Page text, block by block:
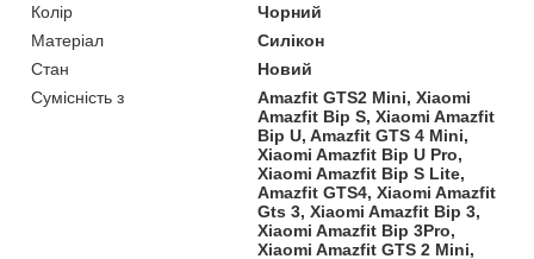
Колір
Чорний
Матеріал
Силікон
Стан
Новий
Сумісність з
Amazfit GTS2 Mini, Xiaomi
Amazfit Bip S, Xiaomi Amazfit
Bip U, Amazfit GTS 4 Mini,
Xiaomi Amazfit Bip U Pro,
Xiaomi Amazfit Bip S Lite,
Amazfit GTS4, Xiaomi Amazfit
Gts 3, Xiaomi Amazfit Bip 3,
Xiaomi Amazfit Bip 3Pro,
Xiaomi Amazfit GTS 2 Mini,